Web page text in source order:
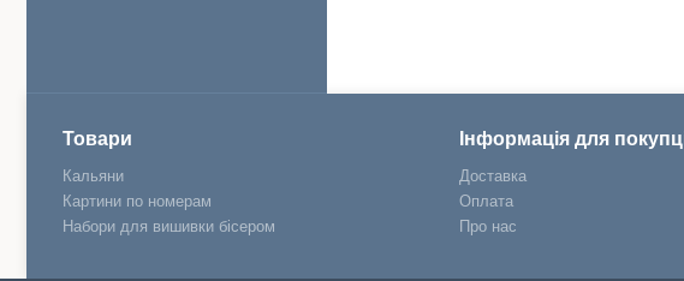
Товари
Кальяни
Картини по номерам
Набори для вишивки бісером
Інформація для
Доставка
Оплата
Про нас